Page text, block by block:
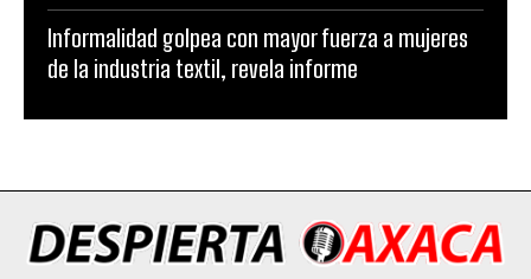
Informalidad golpea con mayor fuerza a mujeres
de la industria textil, revela informe